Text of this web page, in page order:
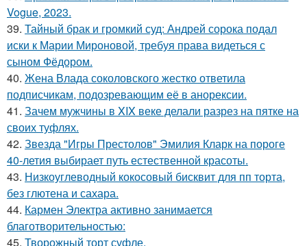
Vogue, 2023.
39. Тайный брак и громкий суд: Андрей сорока подал
иски к Марии Мироновой, требуя права видеться с
сыном Фёдором.
40. Жена Влада соколовского жестко ответила
подписчикам, подозревающим её в анорексии.
41. Зачем мужчины в XIX веке делали разрез на пятке на
своих туфлях.
42. Звезда "Игры Престолов" Эмилия Кларк на пороге
40-летия выбирает путь естественной красоты.
43. Низкоуглеводный кокосовый бисквит для пп торта,
без глютена и сахара.
44. Кармен Электра активно занимается
благотворительностью:
45. Творожный торт суфле.